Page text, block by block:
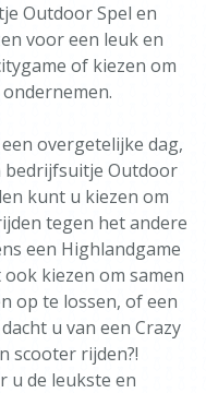
Outdoor Spel en
voor een leuk en
of kiezen om
overgetelijke dag,
bedrijfsuitje Outdoor
kunt u kiezen om
tegen het andere
een Highlandgame
kiezen om samen
op te lossen, of een
u van een Crazy
scooter rijden?!
u de leukste en